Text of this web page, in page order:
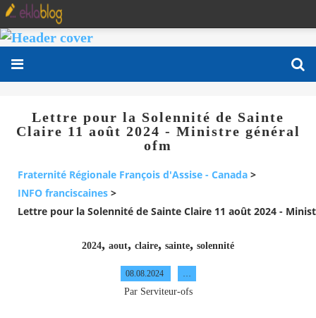
Lettre pour la Solennité de Sainte
Claire 11 août 2024 - Ministre général
ofm
Fraternité Régionale François d'Assise - Canada >
INFO franciscaines >
Lettre pour la Solennité de Sainte Claire 11 août 2024 -
2024, aout, claire, sainte, solennité
08.08.2024
Par Serviteur-ofs